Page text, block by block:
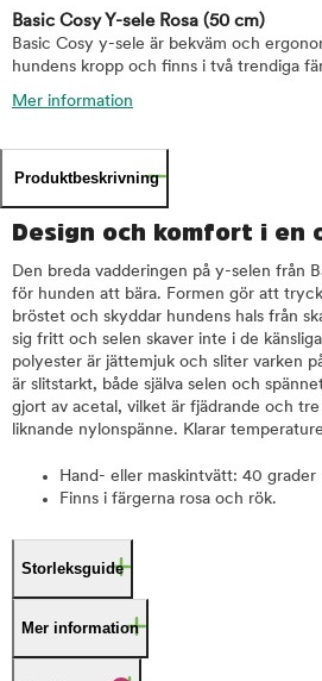
Basic Cosy Y-sele Rosa (50 cm)
Basic Cosy y-sele är bekväm och
hundens kropp och finns i två trendiga
Mer information
Produktbeskrivning
Design och komfort i en
Den breda vadderingen på y-selen från
för hunden att bära. Formen gör att
bröstet och skyddar hundens hals från
sig fritt och selen skaver inte i de
polyester är jättemjuk och sliter varken
är slitstarkt, både själva selen och
gjort av acetal, vilket är fjädrande och
liknande nylonspänne. Klarar
Hand- eller maskintvätt: 40 grader
Finns i färgerna rosa och rök.
Storleksguide
Mer information